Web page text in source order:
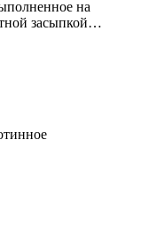
на
засыпкой…